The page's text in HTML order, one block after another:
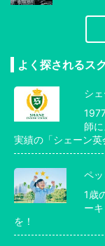
よく探されるス
シ
師
実績の「シェーン英
ペ
1歳
ー
を！